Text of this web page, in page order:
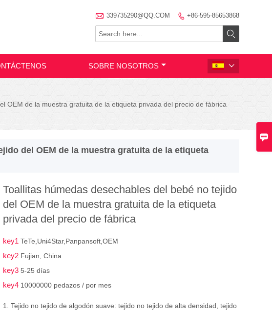

 339735290@QQ.COM  +86-595-85653868

SOBRE NOSOTROS 
OEM de la muestra gratuita de la etiqueta privada del precio de fábrica
del OEM de la muestra gratuita de la etiqueta
Toallitas húmedas desechables del bebé no tejido
del OEM de la muestra gratuita de la etiqueta
privada del precio de fábrica
key1TeTe,Uni4Star,Panpansoft,OEM
key2 Fujian, China
key35-25 días
key4 10000000 pedazos / por mes
1. Tejido no tejido de algodón suave: tejido no tejido de alta densidad, tejido